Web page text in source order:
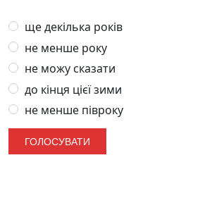
ще декілька років
не менше року
не можу сказати
до кінця цієї зими
не менше півроку